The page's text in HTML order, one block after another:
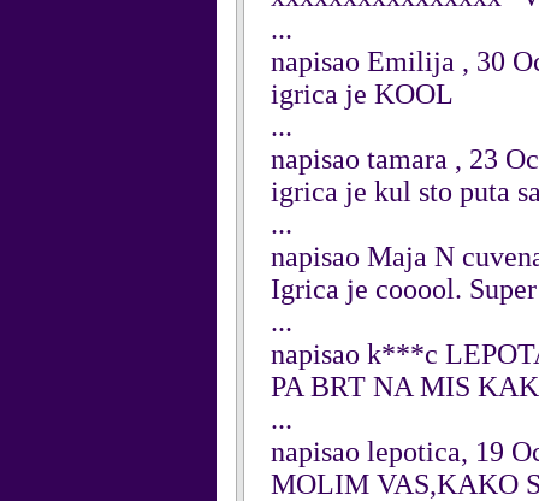
...
napisao Emilija , 30
igrica je KOOL
...
napisao tamara , 23
igrica je kul sto puta
...
napisao Maja N
Igrica je cooool.
...
napisao k***c
PA BRT NA MIS
...
napisao lepotica, 19
MOLIM VAS,KAKO